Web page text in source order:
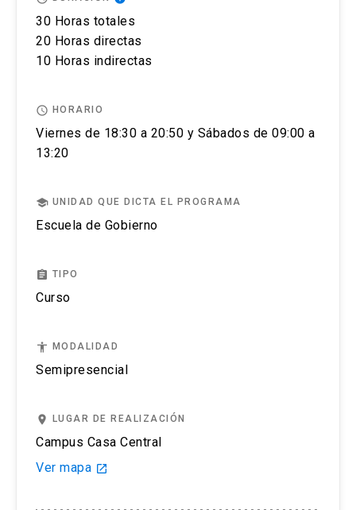
El postular no asegura el cupo, una vez inscrito o
aceptado en el programa se debe pagar el valor
No se tramitarán postulaciones incompletas.
Puedes revisar aquí más información importante
30 Horas totales
20 Horas directas
10 Horas indirectas
access_time HORARIO
Viernes de 18:30 a 20:50 y Sábados de 09:00 a
13:20
school UNIDAD QUE DICTA EL PROGRAMA
Escuela de Gobierno
assignment TIPO
Curso
accessibility MODALIDAD
Semipresencial
place LUGAR DE REALIZACIÓN
Campus Casa Central
Ver mapa launch